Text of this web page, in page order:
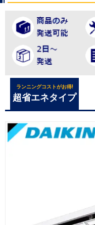
ランニングコストがお得!
超省エネタイプ